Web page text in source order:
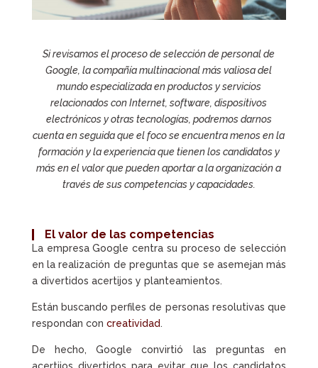
Si revisamos el proceso de selección de personal de
Google, la compañía multinacional más valiosa del
mundo especializada en productos y servicios
relacionados con Internet, software, dispositivos
electrónicos y otras tecnologías, podremos darnos
cuenta en seguida que el foco se encuentra menos en la
formación y la experiencia que tienen los candidatos y
más en el valor que pueden aportar a la organización a
través de sus competencias y capacidades.
El valor de las competencias
La empresa Google centra su proceso de selección
en la realización de preguntas que se asemejan más
a divertidos acertijos y planteamientos.
Están buscando perfiles de personas resolutivas que
respondan con creatividad.
De hecho, Google convirtió las preguntas en
acertijos divertidos para evitar que los candidatos